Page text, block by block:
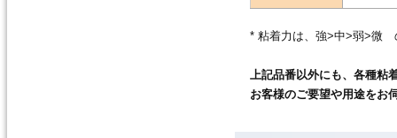
* 粘着力は、強>中>弱>微
上記品番以外にも、各種粘
お客様のご要望や用途をお